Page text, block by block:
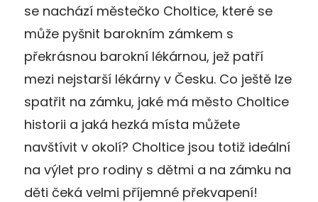
se nachází městečko Choltice, které se
může pyšnit barokním zámkem s
překrásnou barokní lékárnou, jež patří
mezi nejstarší lékárny v Česku. Co ještě lze
spatřit na zámku, jaké má město Choltice
historii a jaká hezká místa můžete
navštívit v okolí? Choltice jsou totiž ideální
na výlet pro rodiny s dětmi a na zámku na
děti čeká velmi příjemné překvapení!